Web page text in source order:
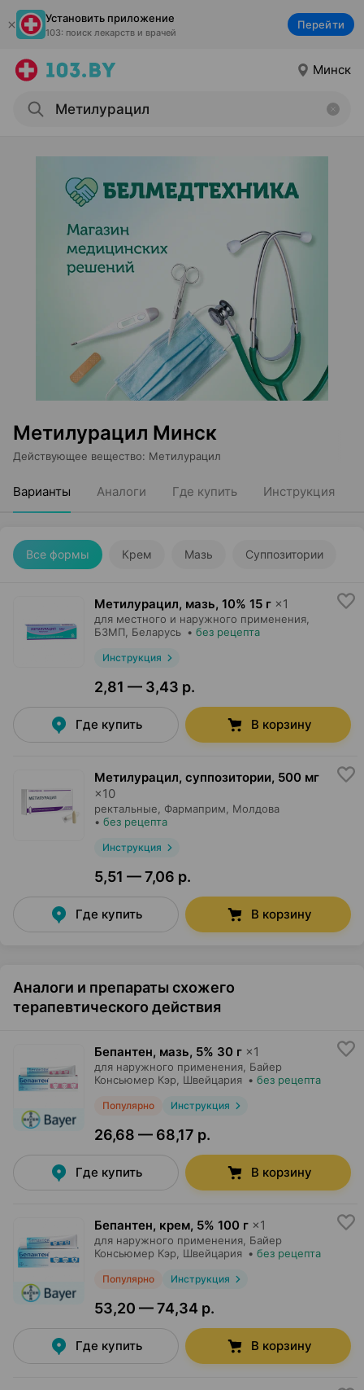
Установить приложение
103: поиск лекарств и врачей
Перейти
Минск
Метилурацил Минск
Действующее вещество: Метилурацил
Варианты Аналоги Где купить Инструкция
Все формы Крем Мазь Суппозитории
Метилурацил, мазь, 10% 15 г ×1
для местного и наружного применения,
БЗМП , Беларусь • без рецепта
Инструкция
2,81 — 3,43 р.
Где купить В корзину
Метилурацил, суппозитории, 500 мг
×10
ректальные, Фармаприм , Молдова
• без рецепта
Инструкция
5,51 — 7,06 р.
Где купить В корзину
Аналоги и препараты схожего
терапевтического действия
Бепантен, мазь, 5% 30 г ×1
для наружного применения, Байер
Консьюмер Кэр , Швейцария • без рецепта
Популярно Инструкция
26,68 — 68,17 р.
Где купить В корзину
Бепантен, крем, 5% 100 г ×1
для наружного применения, Байер
Консьюмер Кэр , Швейцария • без рецепта
Популярно Инструкция
53,20 — 74,34 р.
Где купить В корзину